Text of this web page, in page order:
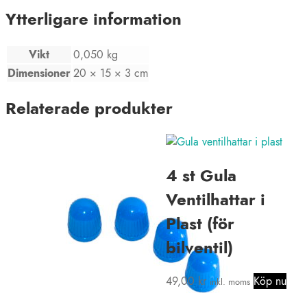
Ytterligare information
Vikt
0,050 kg
Dimensioner20 × 15 × 3 cm
Relaterade produkter
4 st Gula
Ventilhattar i
Plast (för
bilventil)
49,00 kr inkl. moms Köp nu